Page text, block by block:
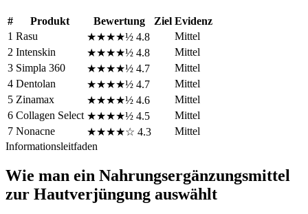
# Produkt Bewertung Ziel Evidenz
1 Rasu ★★★★½ 4.8
Mittel
2 Intenskin ★★★★½ 4.8
Mittel
3 Simpla 360 ★★★★½ 4.7
Mittel
4 Dentolan ★★★★½ 4.7
Mittel
5 Zinamax ★★★★½ 4.6
Mittel
6 Collagen Select ★★★★½ 4.5
Mittel
7 Nonacne ★★★★☆ 4.3
Mittel
Informationsleitfaden
Wie man ein Nahrungsergänzungsmittel
zur Hautverjüngung auswählt